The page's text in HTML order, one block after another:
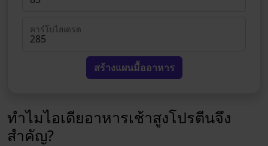
คาร์โบไฮเดรต
สร้างแผนมื้ออาหาร
ทำไมไอเดียอาหารเช้าสูงโปรตีนจึง
สำคัญ?